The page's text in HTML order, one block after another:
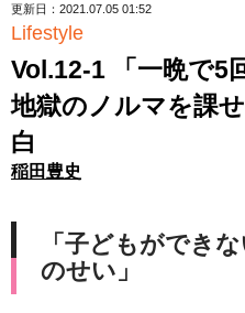
更新日：2021.07.05 01:52
Lifestyle
Vol.12-1 「一晩で5
地獄のノルマを課
白
稲田豊史
「子どもができ
のせい」